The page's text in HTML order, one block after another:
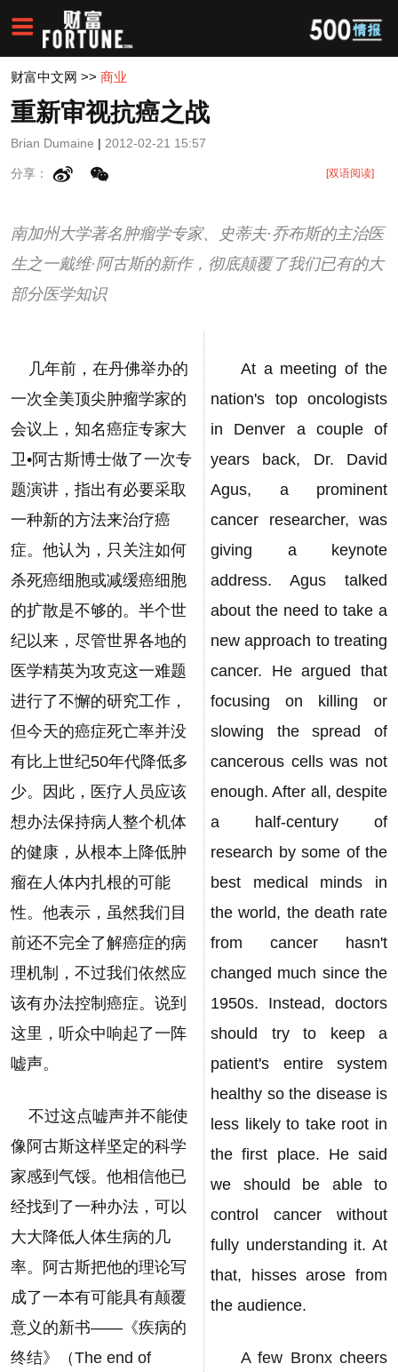
财富中文网 >> 商业
重新审视抗癌之战
Brian Dumaine | 2012-02-21 15:57
分享： [双语阅读]
南加州大学著名肿瘤学专家、史蒂夫·乔布斯的主治医
生之一戴维·阿古斯的新作，彻底颠覆了我们已有的大
部分医学知识
几年前，在丹佛举办的
一次全美顶尖肿瘤学家的
会议上，知名癌症专家大
卫•阿古斯博士做了一次专
题演讲，指出有必要采取
一种新的方法来治疗癌
症。他认为，只关注如何
杀死癌细胞或减缓癌细胞
的扩散是不够的。半个世
纪以来，尽管世界各地的
医学精英为攻克这一难题
进行了不懈的研究工作，
但今天的癌症死亡率并没
有比上世纪50年代降低多
少。因此，医疗人员应该
想办法保持病人整个机体
的健康，从根本上降低肿
瘤在人体内扎根的可能
性。他表示，虽然我们目
前还不完全了解癌症的病
理机制，不过我们依然应
该有办法控制癌症。说到
这里，听众中响起了一阵
嘘声。
不过这点嘘声并不能使
像阿古斯这样坚定的科学
家感到气馁。他相信他已
经找到了一种办法，可以
大大降低人体生病的几
率。阿古斯把他的理论写
成了一本有可能具有颠覆
意义的新书——《疾病的
终结》（The end of
At a meeting of the
nation's top oncologists
in Denver a couple of
years back, Dr. David
Agus, a prominent
cancer researcher, was
giving a keynote
address. Agus talked
about the need to take a
new approach to treating
cancer. He argued that
focusing on killing or
slowing the spread of
cancerous cells was not
enough. After all, despite
a half-century of
research by some of the
best medical minds in
the world, the death rate
from cancer hasn't
changed much since the
1950s. Instead, doctors
should try to keep a
patient's entire system
healthy so the disease is
less likely to take root in
the first place. He said
we should be able to
control cancer without
fully understanding it. At
that, hisses arose from
the audience.
A few Bronx cheers